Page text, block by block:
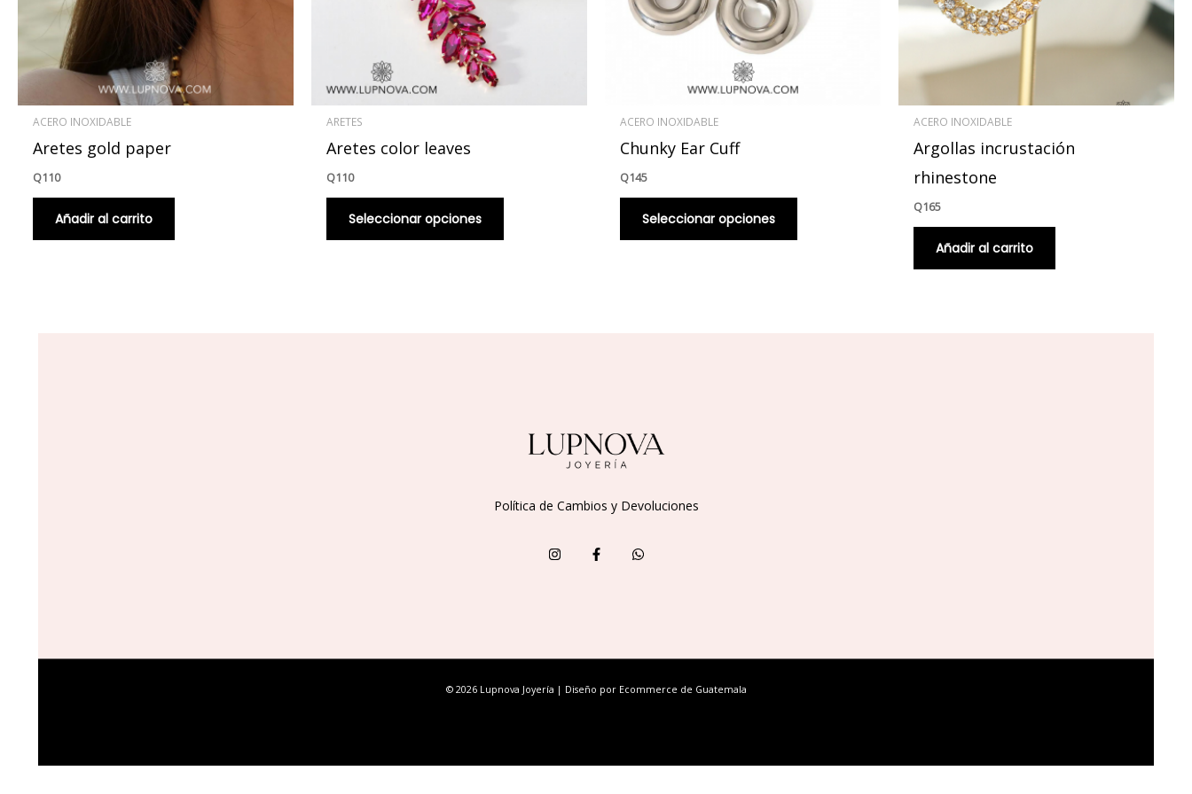
ACERO INOXIDABLE
Aretes gold paper
Q110
Añadir al carrito
ARETES
Aretes color leaves
Q110
Seleccionar opciones
ACERO INOXIDABLE
Chunky Ear Cuff
Q145
Seleccionar opciones
pueden
la
ACERO INOXIDABLE
Argollas incrustación
rhinestone
Q165
Añadir al carrito
Política de Cambios y Devoluciones
© 2026 Lupnova Joyería | Diseño por Ecommerce de Guatemala